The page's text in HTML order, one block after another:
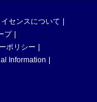
イセンスについて
プ
ポリシー
Information